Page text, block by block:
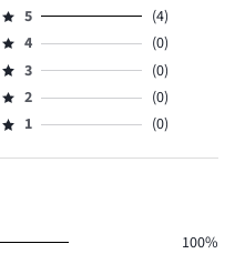
Hodnotenie
5,
počet
hlasov
4.
5
(4)
Hodnotenie
4,
počet
hlasov
4
(0)
Hodnotenie
3,
počet
3
(0)
Hodnotenie
2,
2
(0)
Hodnotenie
1,
1 (0)
100%